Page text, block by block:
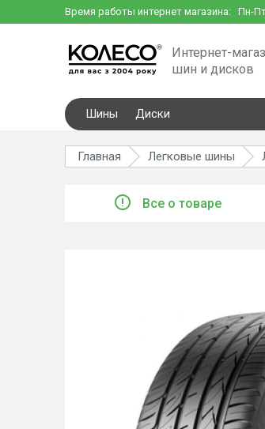
Время работы интернет магазина: Пн-
Интернет-
шин и дисков
Шины Диски
Главная Легковые шины
Все о товаре